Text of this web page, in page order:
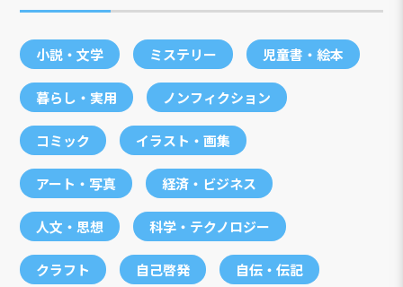
小説・文学 ミステリー 児童書・絵本
暮らし・実用 ノンフィクション
コミック イラスト・画集
アート・写真 経済・ビジネス
人文・思想 科学・テクノロジー
クラフト 自己啓発 自伝・伝記